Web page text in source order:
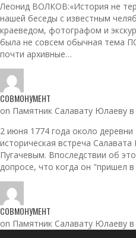
Леонид ВОЛКОВ:«История не
нашей беседы с известным
краеведом, фотографом и
была не совсем обычная тема
почти архивные…
СОВМОНУМЕНТ
on Памятник Салавату Юлаеву
2 июня 1774 года около деревни
историческая встреча
Пугачевым. Впоследствии об
допросе, что когда он "пришел
СОВМОНУМЕНТ
on Памятник Салавату Юлаеву